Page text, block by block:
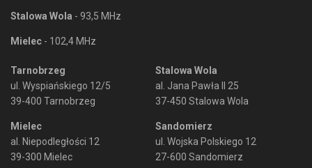
Stalowa Wola - 93,5 MHz
Mielec - 102,4 MHz
Tarnobrzeg
ul. Wyspiańskiego 12/5
39-400 Tarnobrzeg
Mielec
al. Niepodległości 12
39-300 Mielec
Stalowa Wola
al. Jana Pawła II 25
37-450 Stalowa Wola
Sandomierz
ul. Wojska Polskiego 12
27-600 Sandomierz